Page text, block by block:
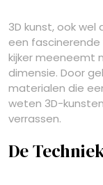
3D kunst, ook
een
kijker meeneemt
dimensie. Door
materialen die
weten 3D-
verrassen.
De